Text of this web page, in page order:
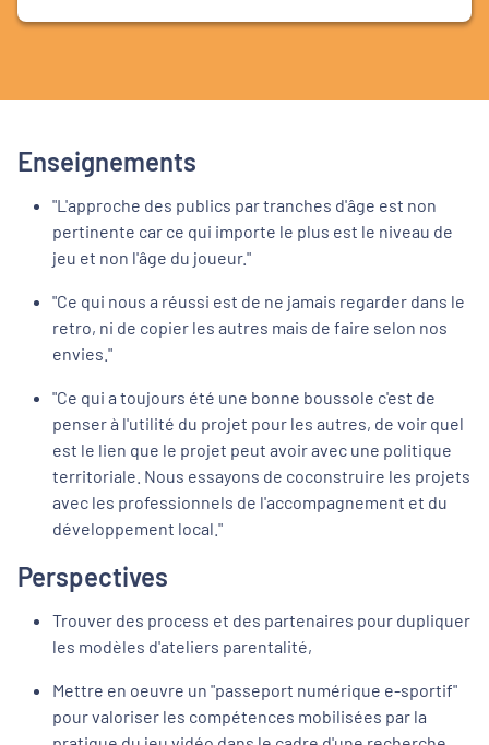
Enseignements
"L'approche des publics par tranches d'âge est non
pertinente car ce qui importe le plus est le niveau de
jeu et non l'âge du joueur."
"Ce qui nous a réussi est de ne jamais regarder dans le
retro, ni de copier les autres mais de faire selon nos
envies."
"Ce qui a toujours été une bonne boussole c'est de
penser à l'utilité du projet pour les autres, de voir quel
est le lien que le projet peut avoir avec une politique
territoriale. Nous essayons de coconstruire les projets
avec les professionnels de l'accompagnement et du
développement local."
Perspectives
Trouver des process et des partenaires pour dupliquer
les modèles d'ateliers parentalité,
Mettre en oeuvre un "passeport numérique e-sportif"
pour valoriser les compétences mobilisées par la